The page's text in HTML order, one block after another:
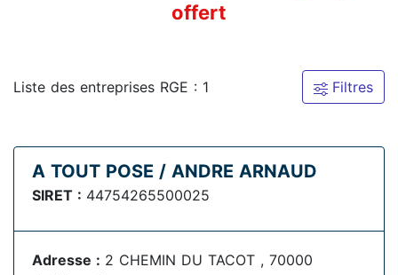
offert
Liste des entreprises RGE : 1 Filtres
A TOUT POSE / ANDRE ARNAUD
SIRET : 44754265500025
Adresse : 2 CHEMIN DU TACOT , 70000